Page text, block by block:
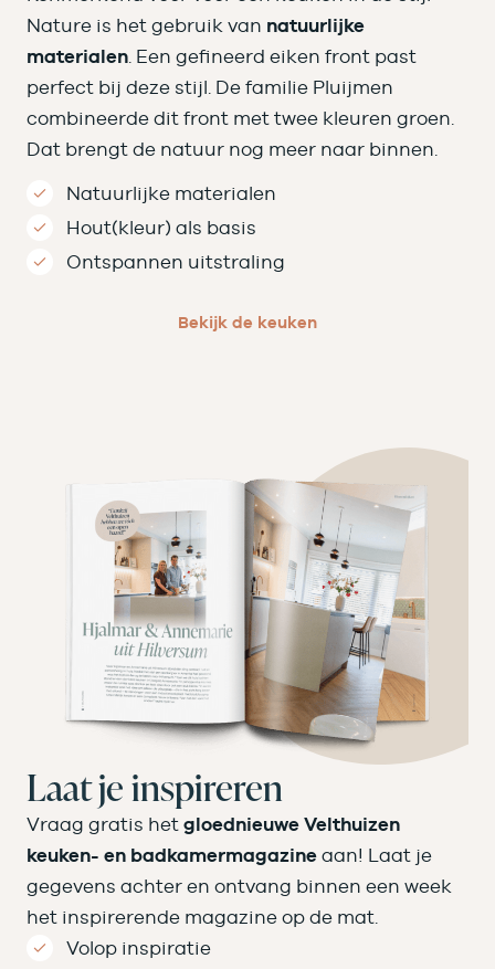
Nature is het gebruik van natuurlijke
materialen . Een gefineerd eiken front past
perfect bij deze stijl. De familie Pluijmen
combineerde dit front met twee kleuren groen.
Dat brengt de natuur nog meer naar binnen.
Natuurlijke materialen
Hout(kleur) als basis
Ontspannen uitstraling
Bekijk de keuken
Laat je inspireren
Vraag gratis het gloednieuwe Velthuizen
keuken- en badkamermagazine aan! Laat je
gegevens achter en ontvang binnen een week
het inspirerende magazine op de mat.
Volop inspiratie